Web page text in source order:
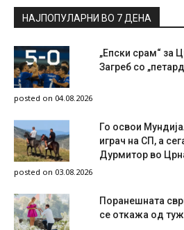
НАЈПОПУЛАРНИ ВО 7 ДЕНА
„Епски срам“ за
Загреб со
posted on 04.08.2026
Го освои
играч на СП, а
Дурмитор во
posted on 03.08.2026
Поранешната
се откажа од